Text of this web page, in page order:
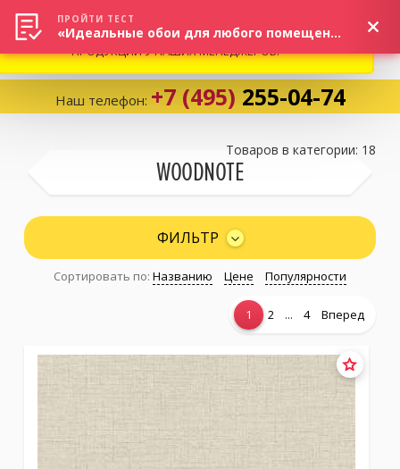
Избранное:0 товаров
Каталог
Личный кабинет
Москва
Наш телефон: +7 (495) 255-04-74
WOODNOTE
Товаров в категории: 18
ФИЛЬТР
Сортировать по: Названию Цене Популярности
1 2 ... 4 Вперед
ВНИМАНИЕ! В СВЯЗИ С СИТУАЦИЕЙ НА РЫНКЕ, ПРОСИМ
УТОЧНЯТЬ АКТУАЛЬНУЮ СТОИМОСТЬ И НАЛИЧИЕ
ПРОДУКЦИИ У НАШИХ МЕНЕДЖЕРОВ.
ПРОЙТИ ТЕСТ
«Идеальные обои для любого помещения!»